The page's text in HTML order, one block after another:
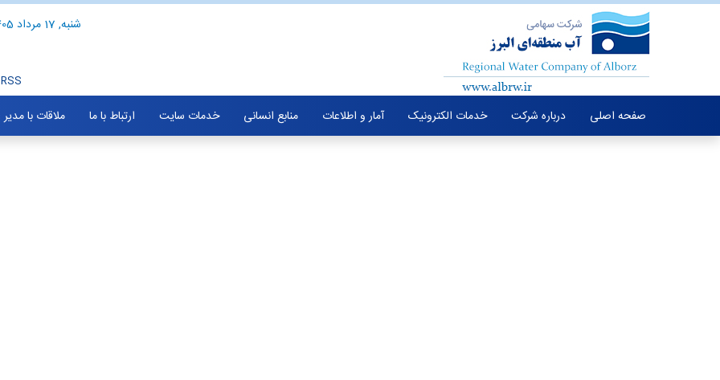
شنبه, 17 مرداد 1405
RSS
صفحه اصلی درباره شرکت خدمات الکترونیک آمار و اطلاعات منابع انسانی خدمات سایت ارتباط با ما ملاقات با